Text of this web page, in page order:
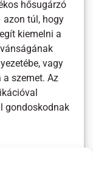
hősugárzó
azon túl, hogy
kiemelni a
vagy
a szemet. Az
gondoskodnak
garázsba –
kiváló